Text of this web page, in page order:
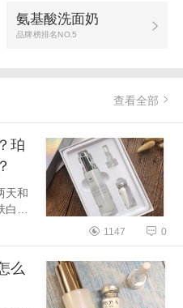
氨基酸洗面奶
品牌榜排名NO.5
查看全部
珀
天和
白净
的
1147 0
么